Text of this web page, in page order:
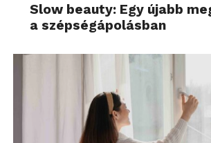
Slow beauty: Egy újabb
a szépségápolásban